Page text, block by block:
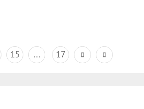
15 ... 17